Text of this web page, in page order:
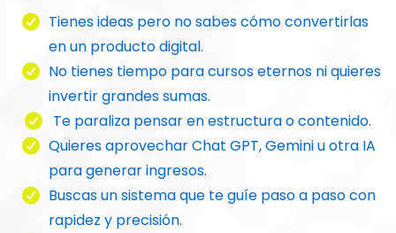
Tienes ideas pero no sabes cómo convertirlas
en un producto digital.
No tienes tiempo para cursos eternos ni quieres
invertir grandes sumas.
Te paraliza pensar en estructura o contenido.
Quieres aprovechar Chat GPT, Gemini u otra IA
para generar ingresos.
Buscas un sistema que te guíe paso a paso con
rapidez y precisión.